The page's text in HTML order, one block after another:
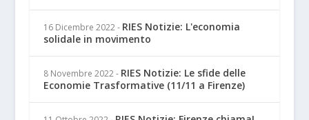
16 Dicembre 2022 - RIES Notizie: L'economia
solidale in movimento
8 Novembre 2022 - RIES Notizie: Le sfide delle
Economie Trasformative (11/11 a Firenze)